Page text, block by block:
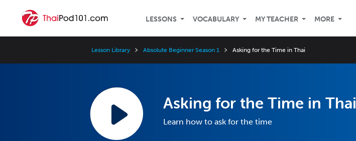
LESSONS VOCABULARY MY TEACHER MORE
Lesson Library Absolute Beginner Season 1 Asking for the Time in Thai
Asking for the Time in Thai
Learn how to ask for the time